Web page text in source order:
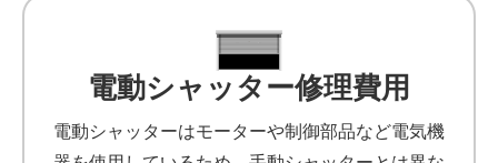
電動シャッター修理費用
電動シャッターはモーターや制御部品など電気機